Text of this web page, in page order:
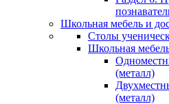
Школьная мебель и
Столы
Школьная
(металл)
(металл)